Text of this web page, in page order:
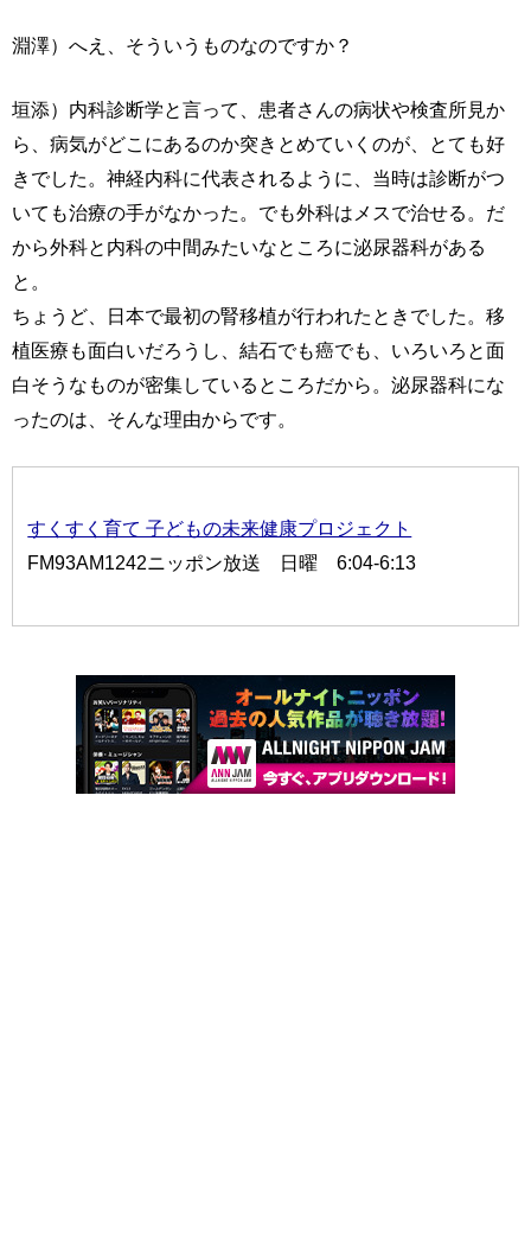
淵澤）へえ、そういうものなのですか？
垣添）内科診断学と言って、患者さんの病状や検査所見か
ら、病気がどこにあるのか突きとめていくのが、とても好
きでした。神経内科に代表されるように、当時は診断がつ
いても治療の手がなかった。でも外科はメスで治せる。だ
から外科と内科の中間みたいなところに泌尿器科がある
と。
ちょうど、日本で最初の腎移植が行われたときでした。移
植医療も面白いだろうし、結石でも癌でも、いろいろと面
白そうなものが密集しているところだから。泌尿器科にな
ったのは、そんな理由からです。
すくすく育て 子どもの未来健康プロジェクト
FM93AM1242ニッポン放送 日曜 6:04-6:13